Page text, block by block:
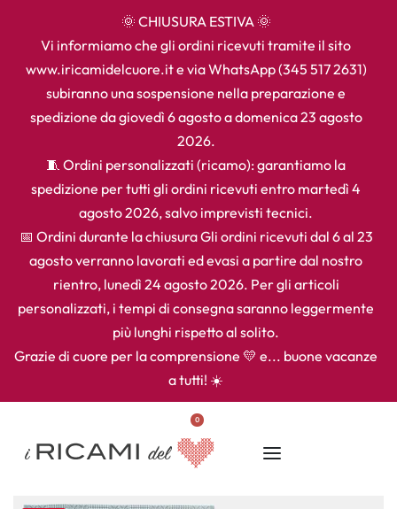
🌞 CHIUSURA ESTIVA 🌞
Vi informiamo che gli ordini ricevuti tramite il sito
www.iricamidelcuore.it e via WhatsApp (345 517 2631)
subiranno una sospensione nella preparazione e
spedizione da giovedì 6 agosto a domenica 23 agosto
2026.
🧵 Ordini personalizzati (ricamo): garantiamo la
spedizione per tutti gli ordini ricevuti entro martedì 4
agosto 2026, salvo imprevisti tecnici.
📅 Ordini durante la chiusura Gli ordini ricevuti dal 6 al 23
agosto verranno lavorati ed evasi a partire dal nostro
rientro, lunedì 24 agosto 2026. Per gli articoli
personalizzati, i tempi di consegna saranno leggermente
più lunghi rispetto al solito.
Grazie di cuore per la comprensione 💛 e... buone vacanze
a tutti! ☀️
0